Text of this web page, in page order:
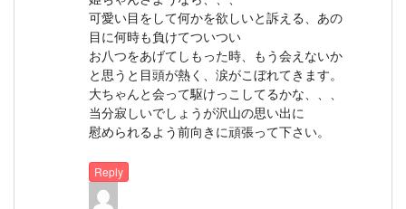
可愛い目をして何かを欲しいと訴える、あの
目に何時も負けてついつい
お八つをあげてしもった時、もう会えないか
と思うと目頭が熱く、涙がこぼれてきます。
大ちゃんと会って駆けっこしてるかな、、、
当分寂しいでしょうが沢山の思い出に
慰められるよう前向きに頑張って下さい。
Reply